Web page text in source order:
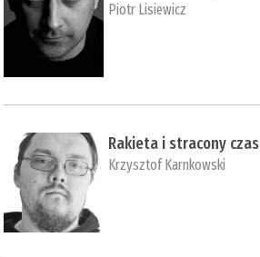
Piotr Lisiewicz
Rakieta i stracony czas
Krzysztof Karnkowski